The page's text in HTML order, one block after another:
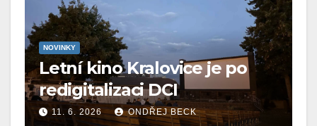
NOVINKY
Letní kino Kralovice je po
redigitalizaci DCI
11. 6. 2026 ONDŘEJ BECK